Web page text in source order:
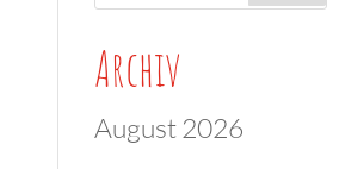
Archiv
August 2026